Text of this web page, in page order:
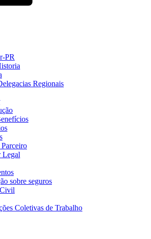
PR
Regionais
Legal
sobre seguros
Coletivas de Trabalho